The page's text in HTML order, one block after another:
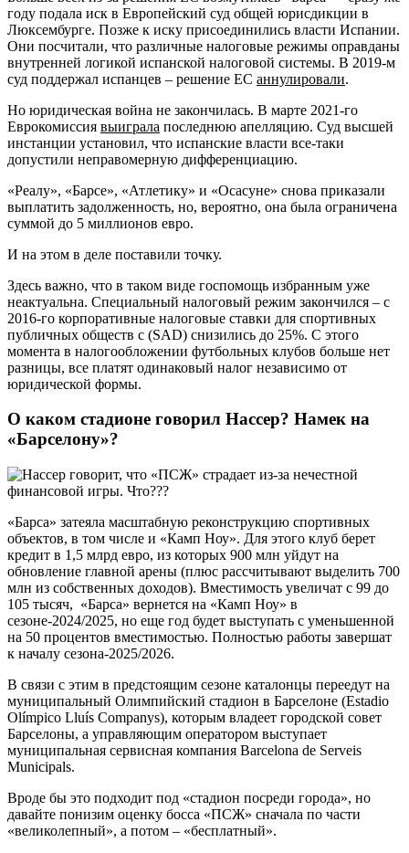
году подала иск в Европейский суд общей юрисдикции в
Люксембурге. Позже к иску присоединились власти Испании.
Они посчитали, что различные налоговые режимы оправданы
внутренней логикой испанской налоговой системы. В 2019-м
суд поддержал испанцев – решение ЕС аннулировали.
Но юридическая война не закончилась. В марте 2021-го
Еврокомиссия выиграла последнюю апелляцию. Суд высшей
инстанции установил, что испанские власти все-таки
допустили неправомерную дифференциацию.
«Реалу», «Барсе», «Атлетику» и «Осасуне» снова приказали
выплатить задолженность, но, вероятно, она была ограничена
суммой до 5 миллионов евро.
И на этом в деле поставили точку.
Здесь важно, что в таком виде госпомощь избранным уже
неактуальна. Специальный налоговый режим закончился – с
2016-го корпоративные налоговые ставки для спортивных
публичных обществ с (SAD) снизились до 25%. С этого
момента в налогообложении футбольных клубов больше нет
разницы, все платят одинаковый налог независимо от
юридической формы.
О каком стадионе говорил Нассер? Намек на
«Барселону»?
«Барса» затеяла масштабную реконструкцию спортивных
объектов, в том числе и «Камп Ноу». Для этого клуб берет
кредит в 1,5 млрд евро, из которых 900 млн уйдут на
обновление главной арены (плюс рассчитывают выделить 700
млн из собственных доходов). Вместимость увеличат с 99 до
105 тысяч, «Барса» вернется на «Камп Ноу» в
сезоне-2024/2025, но еще год будет выступать с уменьшенной
на 50 процентов вместимостью. Полностью работы завершат
к началу сезона-2025/2026.
В связи с этим в предстоящим сезоне каталонцы переедут на
муниципальный Олимпийский стадион в Барселоне (Estadio
Olímpico Lluís Companys), которым владеет городской совет
Барселоны, а управляющим оператором выступает
муниципальная сервисная компания Barcelona de Serveis
Municipals.
Вроде бы это подходит под «стадион посреди города», но
давайте понизим оценку босса «ПСЖ» сначала по части
«великолепный», а потом – «бесплатный».